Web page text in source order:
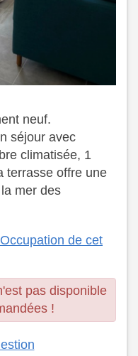
neuf.
séjour avec
climatisée, 1
terrasse offre une
mer des
de cet
pas disponible
!